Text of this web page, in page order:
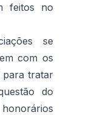
feitos no
se
com os
para tratar
do